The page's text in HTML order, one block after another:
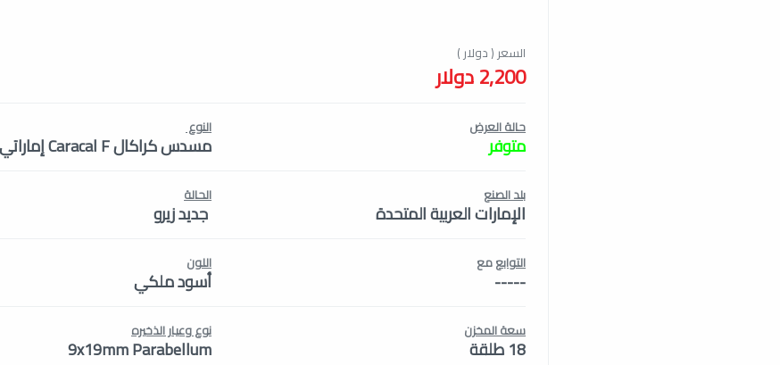
2,200 دولار
حالة العرض
متوفر
النوع
مسدس كراكال Caracal F إماراتي
بلد الصنع
الإمارات العربية المتحدة
الحالة
جديد زيرو
التوابعمع
-----
اللون
أسود ملكي
سعة المخزن
18 طلقة
نوع وعيار الذخيره
9x19mm Parabellum